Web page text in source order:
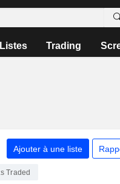
Listes Trading
Ajouter à une liste
Traded